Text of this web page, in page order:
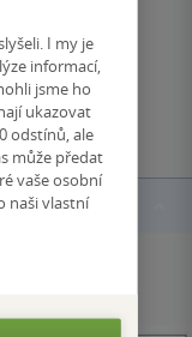
I my je
informací,
jsme ho
ukazovat
odstínů, ale
může předat
vaše osobní
naši vlastní